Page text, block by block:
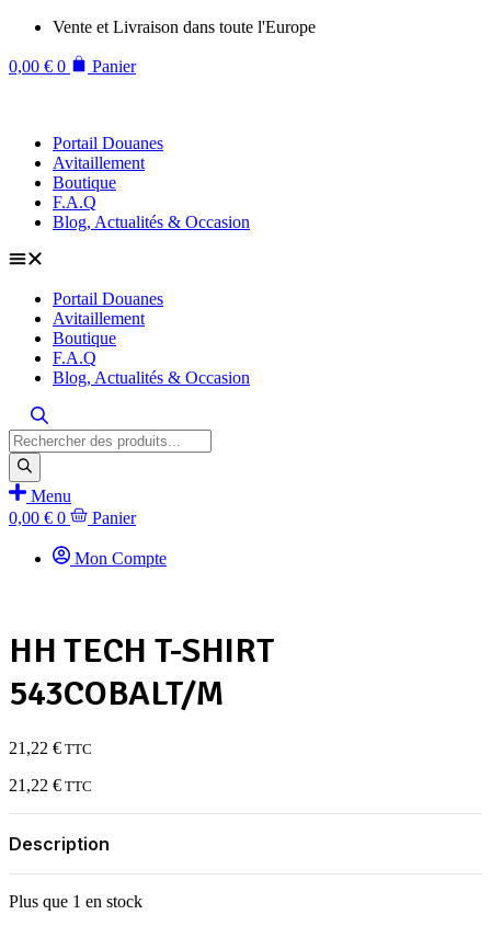
Aller
contenu
Vente et Livraison dans toute l'Europe
0,00 € 0 Panier
Portail Douanes
Avitaillement
Boutique
F.A.Q
Blog, Actualités & Occasion
Portail Douanes
Avitaillement
Boutique
F.A.Q
Blog, Actualités & Occasion
Recherche
de
produits
Menu
0,00 € 0 Panier
Mon Compte
HH TECH T-SHIRT
543COBALT/M
21,22 € TTC
21,22 € TTC
Description
Plus que 1 en stock